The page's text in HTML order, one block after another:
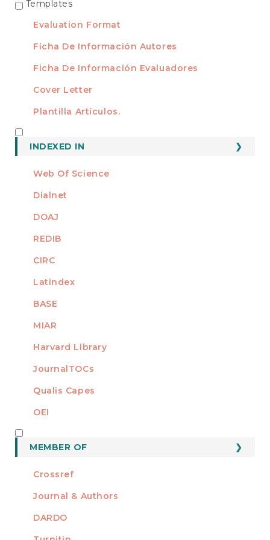
TEMPLATES
Templates
Evaluation Format
Ficha De Información Autores
Ficha De Información Evaluadores
Cover Letter
Plantilla Artículos.
INDEXED IN
Web Of Science
Dialnet
DOAJ
REDIB
CIRC
Latindex
BASE
MIAR
Harvard Library
JournalTOCs
Qualis Capes
OEI
MEMBER OF
Crossref
Journal & Authors
DARDO